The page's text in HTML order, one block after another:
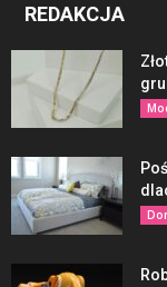
REDAKCJA